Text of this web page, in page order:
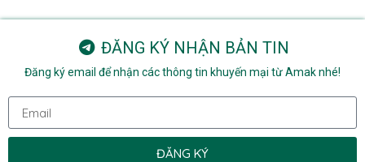
ĐĂNG KÝ NHẬN BẢN TIN
Đăng ký email để nhận các thông tin khuyến mại từ Amak nhé!
ĐĂNG KÝ